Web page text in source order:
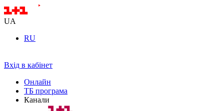
UA
RU
Вхід в кабінет
Онлайн
ТБ програма
Канали